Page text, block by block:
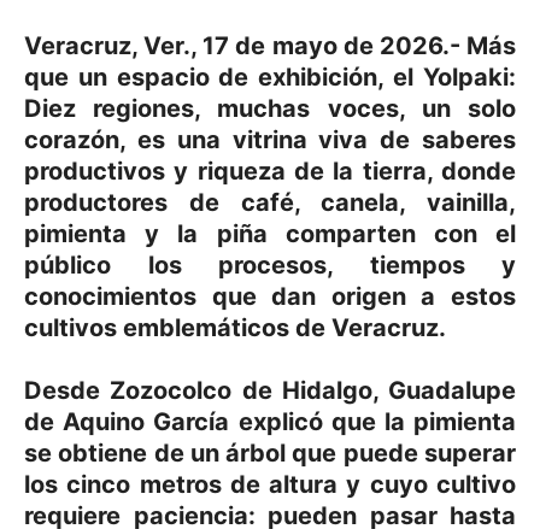
Veracruz, Ver., 17 de mayo de 2026.- Más
que un espacio de exhibición, el Yolpaki:
Diez regiones, muchas voces, un solo
corazón, es una vitrina viva de saberes
productivos y riqueza de la tierra, donde
productores de café, canela, vainilla,
pimienta y la piña comparten con el
público los procesos, tiempos y
conocimientos que dan origen a estos
cultivos emblemáticos de Veracruz.
Desde Zozocolco de Hidalgo, Guadalupe
de Aquino García explicó que la pimienta
se obtiene de un árbol que puede superar
los cinco metros de altura y cuyo cultivo
requiere paciencia: pueden pasar hasta